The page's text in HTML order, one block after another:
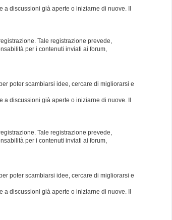
discussioni già aperte o iniziarne di nuove. Il
Tale registrazione prevede,
per i contenuti inviati ai forum,
poter scambiarsi idee, cercare di migliorarsi e
discussioni già aperte o iniziarne di nuove. Il
Tale registrazione prevede,
per i contenuti inviati ai forum,
poter scambiarsi idee, cercare di migliorarsi e
discussioni già aperte o iniziarne di nuove. Il